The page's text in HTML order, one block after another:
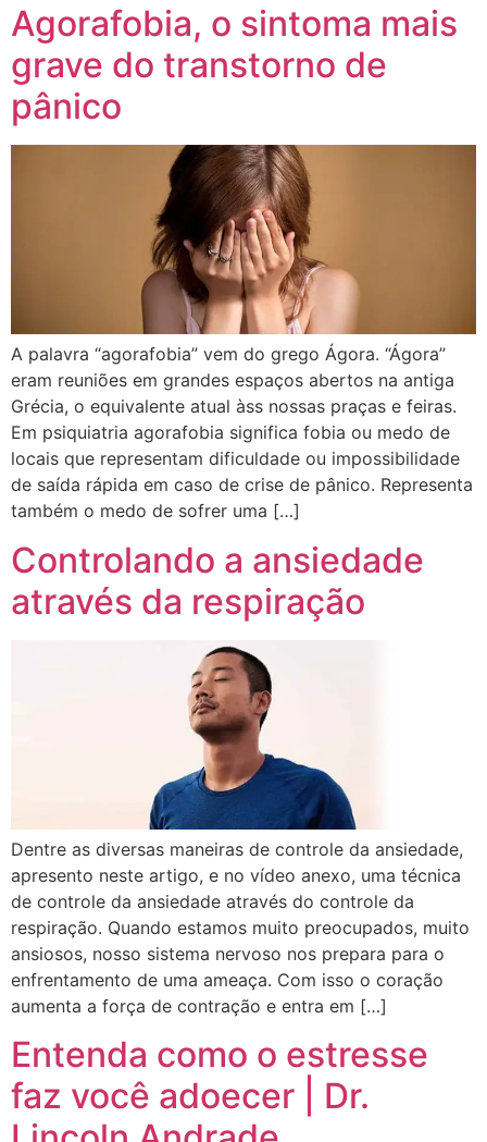
Agorafobia, o sintoma mais
grave do transtorno de
pânico
A palavra “agorafobia” vem do grego Ágora. “Ágora”
eram reuniões em grandes espaços abertos na antiga
Grécia, o equivalente atual àss nossas praças e feiras.
Em psiquiatria agorafobia significa fobia ou medo de
locais que representam dificuldade ou impossibilidade
de saída rápida em caso de crise de pânico. Representa
também o medo de sofrer uma […]
Controlando a ansiedade
através da respiração
Dentre as diversas maneiras de controle da ansiedade,
apresento neste artigo, e no vídeo anexo, uma técnica
de controle da ansiedade através do controle da
respiração. Quando estamos muito preocupados, muito
ansiosos, nosso sistema nervoso nos prepara para o
enfrentamento de uma ameaça. Com isso o coração
aumenta a força de contração e entra em […]
Entenda como o estresse
faz você adoecer | Dr.